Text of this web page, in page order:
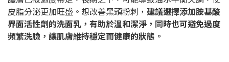
皮脂分泌更加旺盛。想改善黑頭粉刺， 建議選擇添加胺基酸
界面活性劑的洗面乳，有助於溫和潔淨，同時也可避免過度
頻繁洗臉，讓肌膚維持穩定而健康的狀態。